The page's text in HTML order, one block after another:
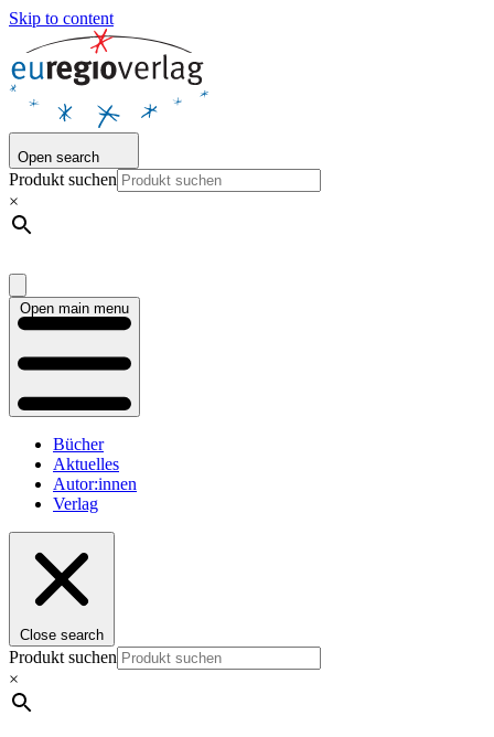
Skip to content
Open search
Produkt suchen
×
Open main menu
Bücher
Aktuelles
Autor:innen
Verlag
Close search
Produkt suchen
×